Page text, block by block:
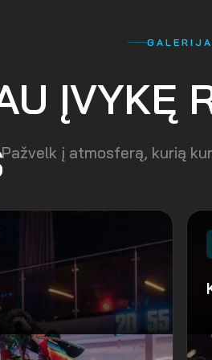
GALERIJA
ĮVYKĘ
Pažvelk į atmosferą, kurią